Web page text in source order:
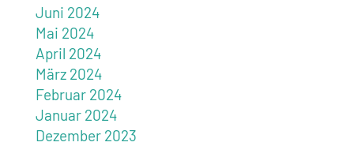
Juni 2024
Mai 2024
April 2024
März 2024
Februar 2024
Januar 2024
Dezember 2023